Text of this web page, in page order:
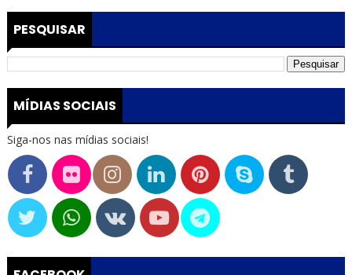
PESQUISAR
MÍDIAS SOCIAIS
Siga-nos nas mídias sociais!